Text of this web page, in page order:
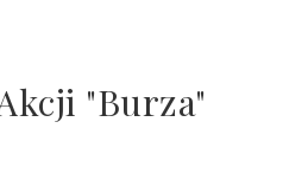
"Burza"